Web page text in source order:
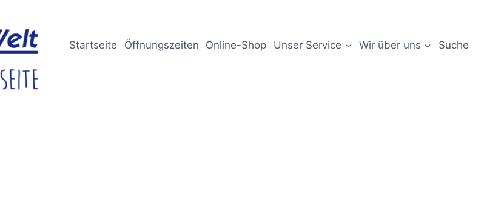
Startseite Öffnungszeiten Online-Shop Unser Service Wir über uns Suche